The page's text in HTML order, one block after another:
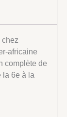
chez
africaine
complète de
la 6e à la